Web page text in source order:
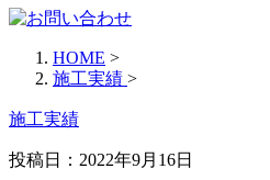
HOME >
施工実績 >
施工実績
投稿日： 2022年9月16日